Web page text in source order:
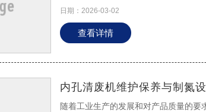
日期：2026-03-02
查看详情
内孔清废机维护保养与制氮
随着工业生产的发展和对产品质量的